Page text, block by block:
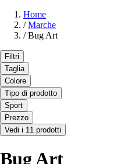
Home
/ Marche
/ Bug Art
Filtri
Taglia
Colore
Tipo di prodotto
Sport
Prezzo
Vedi i 11 prodotti
Bug Art